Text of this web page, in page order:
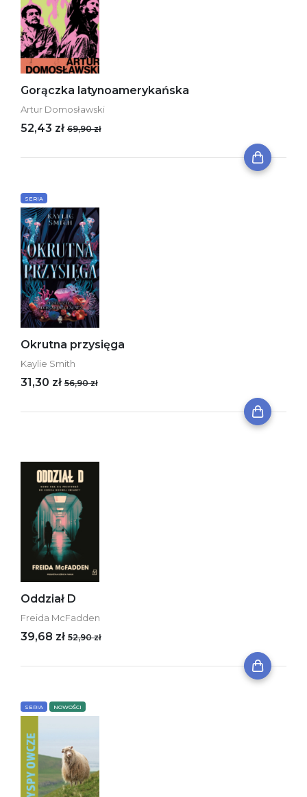
Gorączka latynoamerykańska
Artur Domosławski
52,43 zł 69,90 zł
SERIA
Okrutna przysięga
Kaylie Smith
31,30 zł 56,90 zł
Oddział D
Freida McFadden
39,68 zł 52,90 zł
SERIA NOWOŚCI